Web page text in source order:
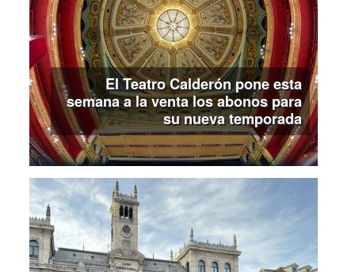
El Teatro Calderón pone esta
semana a la venta los abonos para
su nueva temporada